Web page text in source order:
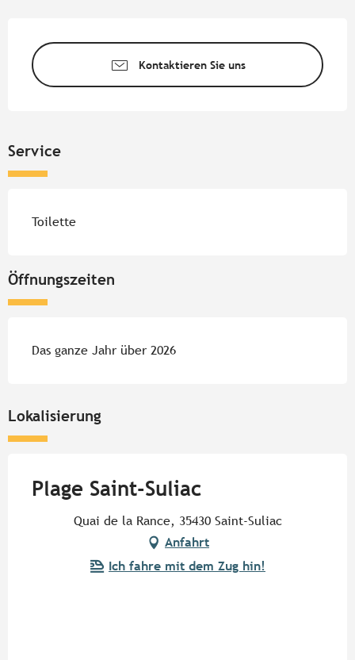
Kontaktieren Sie uns
Service
Toilette
Öffnungszeiten
Das ganze Jahr über 2026
Lokalisierung
Plage Saint-Suliac
Quai de la Rance, 35430 Saint-Suliac
Anfahrt
Ich fahre mit dem Zug hin!